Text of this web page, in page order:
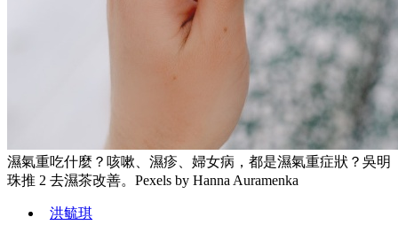
濕氣重吃什麼？咳嗽、濕疹、婦女病，都是濕氣重症狀？吳明
珠推 2 去濕茶改善。Pexels by Hanna Auramenka
洪毓琪